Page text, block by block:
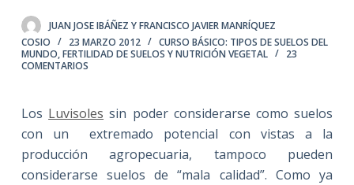
o
n
o
JUAN JOSE IBÁÑEZ Y FRANCISCO JAVIER MANRÍQUEZ
COSIO
23 MARZO 2012
CURSO BÁSICO: TIPOS DE SUELOS DEL
MUNDO,FERTILIDAD DE SUELOS Y NUTRICIÓN VEGETAL
23
COMENTARIOS
Los Luvisoles sin poder considerarse como suelos
con un extremado potencial con vistas a la
producción agropecuaria, tampoco pueden
considerarse suelos de “mala calidad”. Como ya